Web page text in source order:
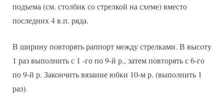
подъема (см. столбик со стрелкой на схеме) вместо
последних 4 в.п. ряда.
В ширину повторять раппорт между стрелками. В высоту
1 раз выполнить с 1 -го по 9-й р., затем повторять с 6-го
по 9-й р. Закончить вязание юбки 10-м р. (выполнить 1
раз).